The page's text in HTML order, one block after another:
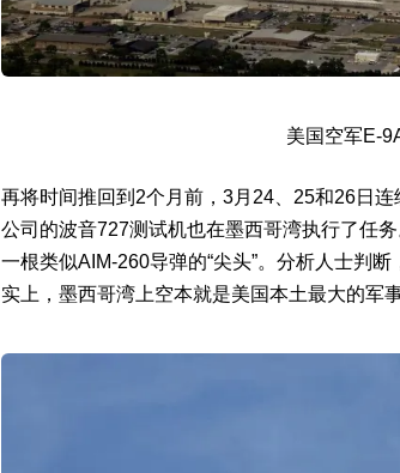
美国空军E-
再将时间推回到2个月前，3月24、25和26日
公司的波音727测试机也在墨西哥湾执行了任
一根类似AIM-260导弹的“尖头”。分析人士判
实上，墨西哥湾上空本就是美国本土最大的军